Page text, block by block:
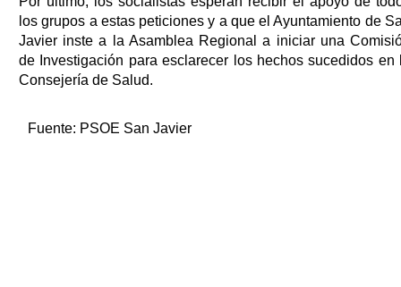
los grupos a estas peticiones y a que el Ayuntamiento de
Javier inste a la Asamblea Regional a iniciar una
de Investigación para esclarecer los hechos sucedidos en
Consejería de Salud.
Fuente: PSOE San Javier